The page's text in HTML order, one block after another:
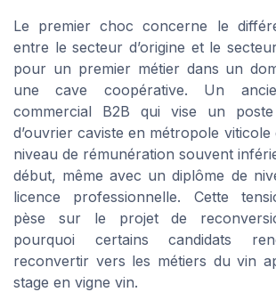
Le premier choc concerne le
entre le secteur d’origine et le
pour un premier métier dans un
une cave coopérative. Un
commercial B2B qui vise un
d’ouvrier caviste en métropole
niveau de rémunération souvent
début, même avec un diplôme de
licence professionnelle. Cette
pèse sur le projet de
pourquoi certains candidats
reconvertir vers les métiers du vin
stage en vigne vin.